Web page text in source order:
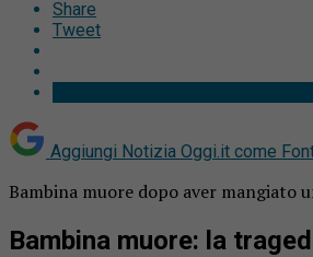
Share
Tweet
Aggiungi Notizia Oggi.it come
Bambina muore dopo aver mangiato
Bambina muore: la